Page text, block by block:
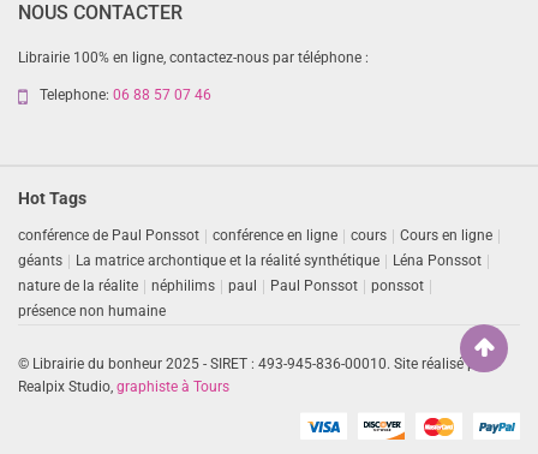
NOUS CONTACTER
Librairie 100% en ligne, contactez-nous par téléphone :
Telephone: 06 88 57 07 46
Hot Tags
conférence de Paul Ponssot conférence en ligne cours
Cours en ligne
géants
La matrice archontique et la réalité synthétique
Léna Ponssot
nature de la réalite
néphilims paul Paul Ponssot
ponssot
présence non humaine
© Librairie du bonheur 2025 - SIRET : 493-945-836-00010. Site réalisé par
Realpix Studio, graphiste à Tours